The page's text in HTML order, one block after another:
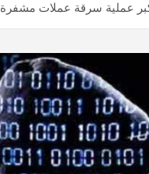
عملية سرقة عملات